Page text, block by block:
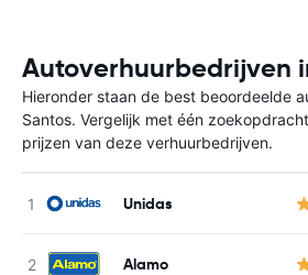
Autoverhuurbedrijven
Hieronder staan de best beoordeelde
Santos. Vergelijk met één
prijzen van deze verhuurbedrijven.
Unidas
Alamo